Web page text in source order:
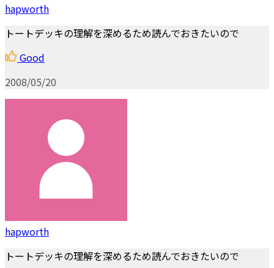
hapworth
トートデッキの理解を深めるため読んでおきたいので
Good
2008/05/20
hapworth
トートデッキの理解を深めるため読んでおきたいので